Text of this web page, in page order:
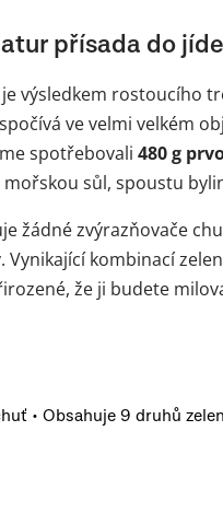
přísada do jídel
výsledkem rostoucího
ve velmi velkém
spotřebovali 480 g
sůl, spoustu
žádné zvýrazňovače
Vynikající kombinací
že ji budete
• Obsahuje 9 druhů